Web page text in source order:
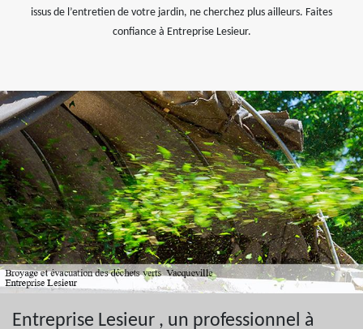
issus de l’entretien de votre jardin, ne cherchez plus ailleurs. Faites
confiance à Entreprise Lesieur.
Entreprise Lesieur , un professionnel à